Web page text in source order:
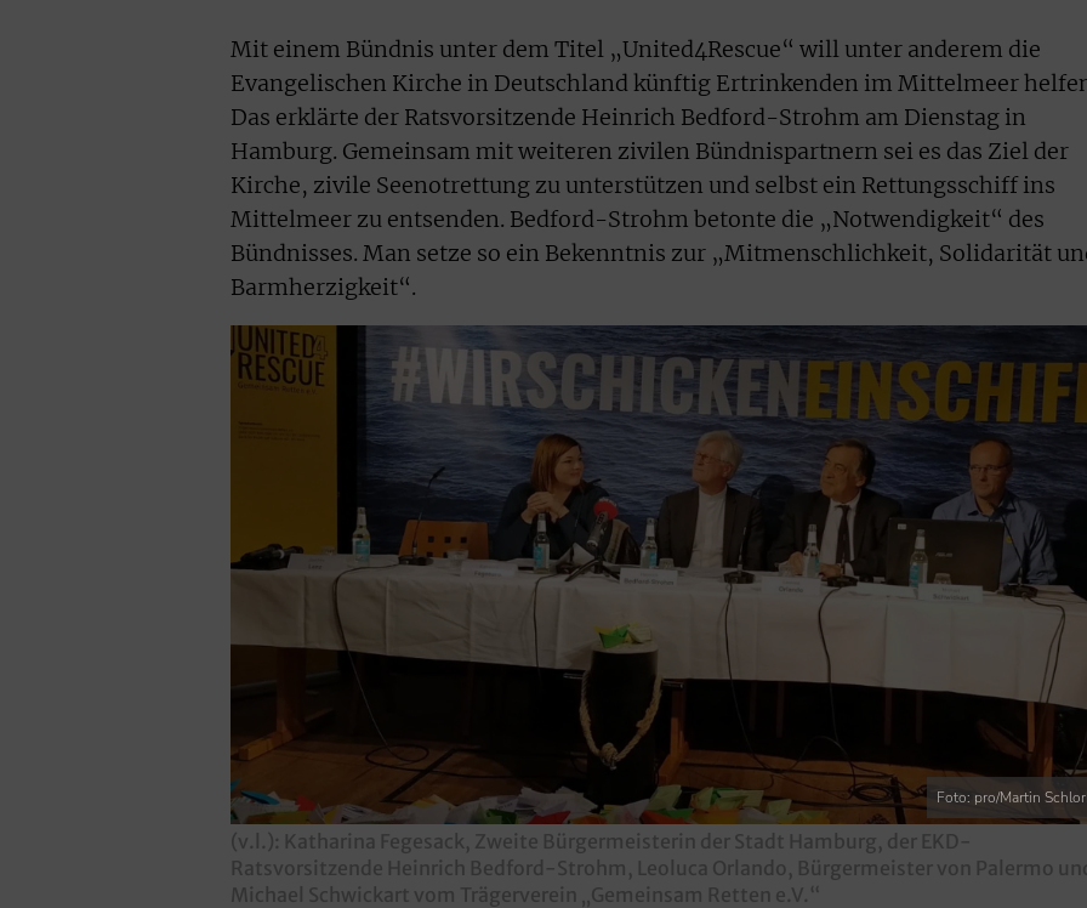
Mit einem Bündnis unter dem Titel „United4Rescue“ will unter anderem die
Evangelischen Kirche in Deutschland künftig Ertrinkenden im Mittelmeer
Das erklärte der Ratsvorsitzende Heinrich Bedford-Strohm am Dienstag in
Hamburg. Gemeinsam mit weiteren zivilen Bündnispartnern sei es das Ziel der
Kirche, zivile Seenotrettung zu unterstützen und selbst ein Rettungsschiff ins
Mittelmeer zu entsenden. Bedford-Strohm betonte die „Notwendigkeit“ des
Bündnisses. Man setze so ein Bekenntnis zur „Mitmenschlichkeit, Solidarität
Barmherzigkeit“.
Foto: pro/Martin
(v.l.): Katharina Fegesack, Zweite Bürgermeisterin der Stadt Hamburg, der EKD-
Ratsvorsitzende Heinrich Bedford-Strohm, Leoluca Orlando, Bürgermeister von Palermo
Michael Schwickart vom Trägerverein „Gemeinsam Retten e.V.“